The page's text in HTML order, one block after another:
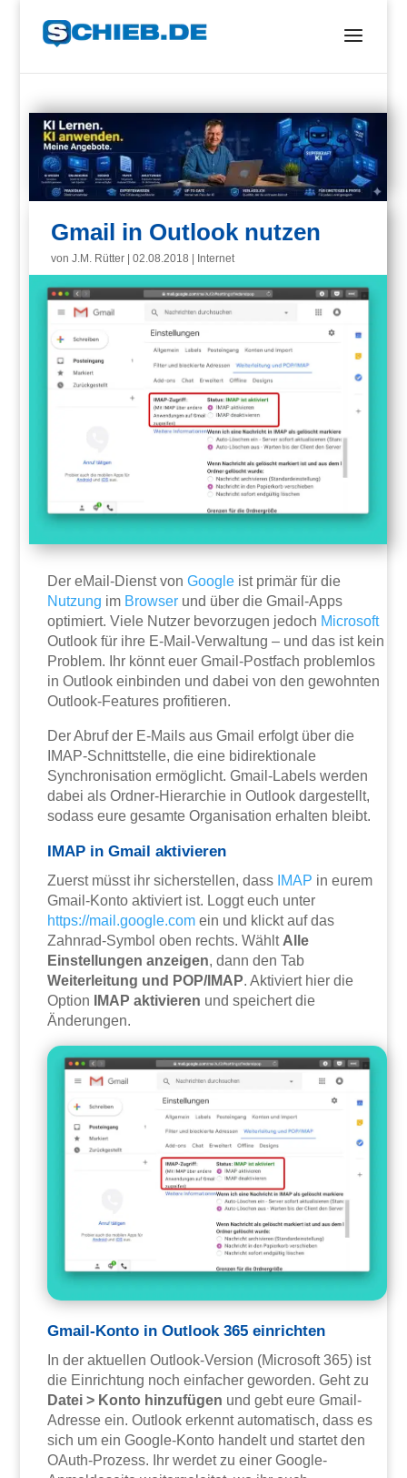
Gmail in Outlook nutzen
vonJ.M. Rütter |02.08.2018 Internet
Der eMail-Dienst vonGoogle ist primär für die
Nutzung im Browser und über die Gmail-Apps
optimiert. Viele Nutzer bevorzugen jedoch Microsoft
Outlook für ihre E-Mail-Verwaltung – und das ist kein
Problem. Ihr könnt euer Gmail-Postfach problemlos
in Outlook einbinden und dabei von den gewohnten
Outlook-Features profitieren.
Der Abruf der E-Mails aus Gmail erfolgt über die
IMAP-Schnittstelle, die eine bidirektionale
Synchronisation ermöglicht. Gmail-Labels werden
dabei als Ordner-Hierarchie in Outlook dargestellt,
sodass eure gesamte Organisation erhalten bleibt.
IMAP in Gmail aktivieren
Zuerst müsst ihr sicherstellen, dass IMAP in eurem
Gmail-Konto aktiviert ist. Loggt euch unter
https://mail.google.com ein und klickt auf das
Zahnrad-Symbol oben rechts. Wählt Alle
Einstellungen anzeigen, dann den Tab
Weiterleitung und POP/IMAP. Aktiviert hier die
Option
IMAP aktivieren und speichert die
Änderungen.
Gmail-Konto in Outlook 365 einrichten
In der aktuellen Outlook-Version (Microsoft 365) ist
die Einrichtung noch einfacher geworden. Geht zu
Datei > Konto hinzufügen und gebt eure Gmail-
Adresse ein. Outlook erkennt automatisch, dass es
sich um ein Google-Konto handelt und startet den
OAuth-Prozess. Ihr werdet zu einer Google-